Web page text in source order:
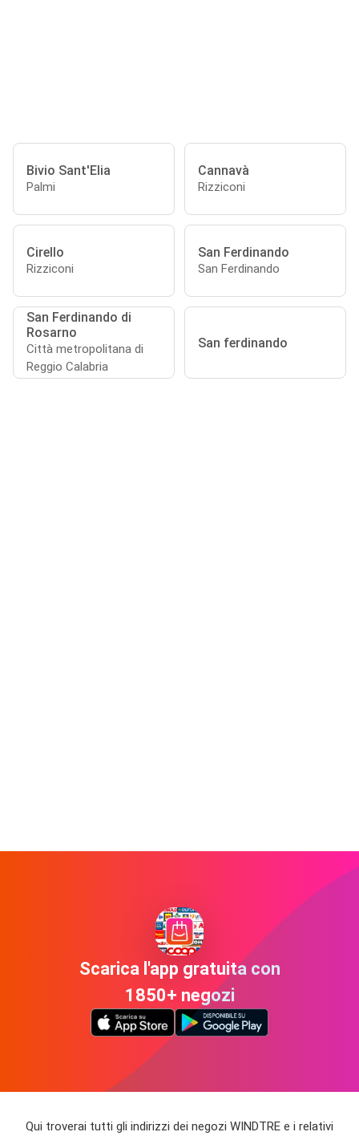
Bivio Sant'Elia
Palmi
Cannavà
Rizziconi
Cirello
Rizziconi
San Ferdinando
San Ferdinando
San Ferdinando di
Rosarno
Città metropolitana di
Reggio Calabria
San ferdinando
Scarica l'app gratuita con
1850+ negozi
Qui troverai tutti gli indirizzi dei negozi WINDTRE e i relativi